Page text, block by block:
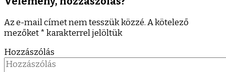
Az e-mail címet nem tesszük közzé.A kötelező
mezőket*karakterrel jelöltük
Hozzászólás